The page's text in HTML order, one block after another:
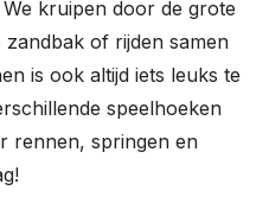
kruipen door de grote
of rijden samen
is ook altijd iets leuks te
speelhoeken
rennen, springen en